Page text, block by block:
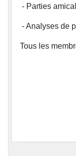
- Parties
- Analyses de
Tous les